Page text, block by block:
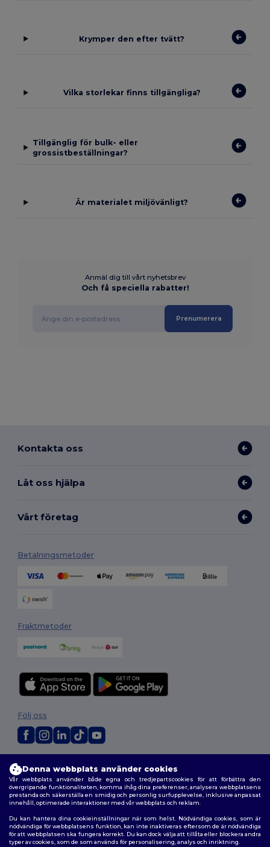
Krymper den efter tvätt?
Vilka storlekar finns tillgängliga?
Tillgänglig för bulk- eller
grossistbeställningar?
Är materialet miljövänligt?
Anmäl dig till vårt nyhetsbrev
Och få speciella rabatter!
Prenumerera
Kontakta oss
Låt oss hjälpa
Vårt företag
Betalningsmetoder
Fraktmetoder
Allmänna Villkor|Anpassad policy|Integritetspolicy
|Karta över webbplatsen
Följ oss
Denna webbplats använder cookies
Vår webbplats använder både egna och tredjepartscookies för att förbättra den
övergripande funktionaliteten, komma ihåg dina preferenser, analysera webbplatsens
prestanda och säkerställa en smidig och personlig surfupplevelse, inklusive anpassat
innehåll, optimerade interaktioner med vår webbplats och reklam.
Du kan hantera dina cookieinställningar när som helst. Nödvändiga cookies, som är
nödvändiga för webbplatsens funktion, kan inte inaktiveras eftersom de är nödvändiga
för att webbplatsen ska fungera korrekt. Du kan dock välja att tillåta eller blockera andra
typer av cookies, som de som används för personalisering, analys och inriktning.